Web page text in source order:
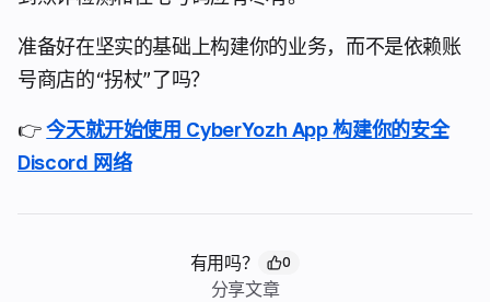
准备好在坚实的基础上构建你的业务，而不是依赖账
号商店的“拐杖”了吗？
👉今天就开始使用 CyberYozh App 构建你的安全
Discord 网络
有用吗？ 0
分享文章